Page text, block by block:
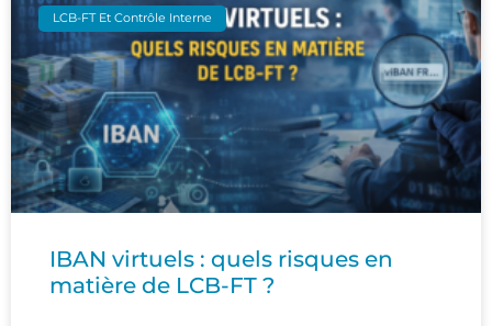
LCB-FT Et Contrôle Interne
IBAN virtuels : quels risques en
matière de LCB-FT ?